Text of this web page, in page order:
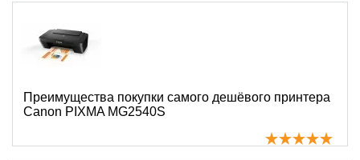
Преимущества покупки самого дешёвого принтера
Canon PIXMA MG2540S